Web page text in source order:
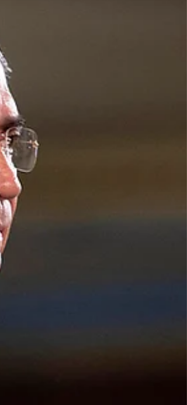
autoridades, poniendo punto final a